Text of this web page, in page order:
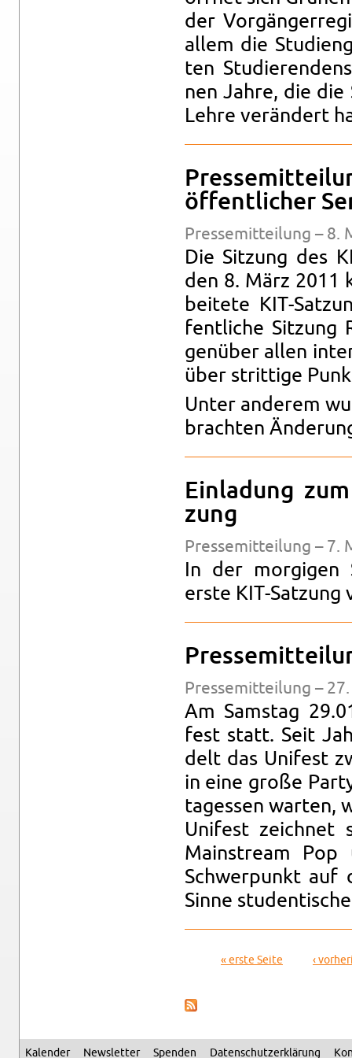
der
allem die
ten
nen Jahre, die
Lehre ver­än­dert
öf­fent­li­cher
Pres­se­mit­tei­lung – 8.
Die Sit­zung des
den 8. März 2011
bei­te­te KIT-
fent­li­che Sit­zung
gen­über allen
über strit­ti­ge
Unter an­de­rem
brach­ten
Ein­la­dung
zung
Pres­se­mit­tei­lung – 7.
In der mor­gi­gen
erste KIT-Sat­zung
Pres­se­mit­tei­lung –
Am Sams­tag
fest statt. Seit
delt das Uni­fest
in eine große
tag­es­sen war­ten,
Uni­fest zeich­net
Main­stream
Schwer­punkt auf
Sinne
« erste Seite ‹
Ka­len­der News­let­ter Spen­den Da­ten­schutz­er­klä­rung